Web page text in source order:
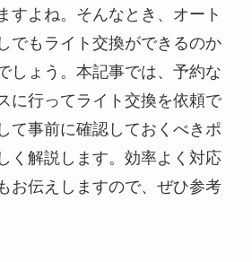
すよね。そんなとき、オート
でもライト交換ができるのか
しょう。本記事では、予約な
に行ってライト交換を依頼で
て事前に確認しておくべきポ
く解説します。効率よく対応
お伝えしますので、ぜひ参考